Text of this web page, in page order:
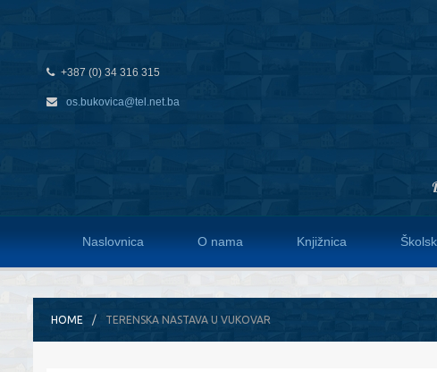
+387 (0) 34 316 315
os.bukovica@tel.net.ba
Naslovnica O nama Knjižnica
HOME TERENSKA NASTAVA U VUKOVAR